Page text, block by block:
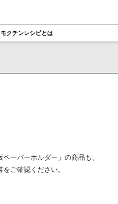
モクチンレシピとは
ーパーホルダー」の商品も、
ご確認ください。